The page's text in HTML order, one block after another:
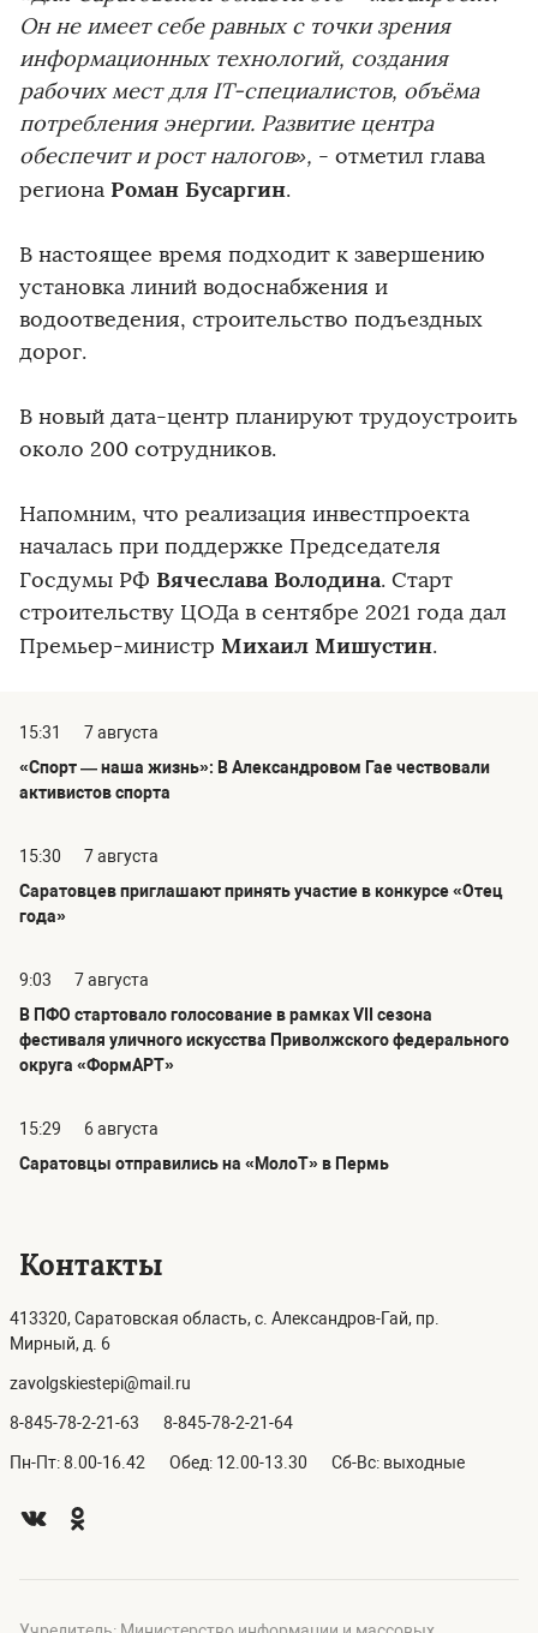
Он не имеет себе равных с точки зрения
информационных технологий, создания
рабочих мест для IT-специалистов, объёма
потребления энергии. Развитие центра
обеспечит и рост налогов», - отметил глава
региона Роман Бусаргин.
В настоящее время подходит к завершению
установка линий водоснабжения и
водоотведения, строительство подъездных
дорог.
В новый дата-центр планируют трудоустроить
около 200 сотрудников.
Напомним, что реализация инвестпроекта
началась при поддержке Председателя
Госдумы РФ Вячеслава Володина. Старт
строительству ЦОДа в сентябре 2021 года дал
Премьер-министр Михаил Мишустин.
15:31
7 августа
«Спорт — наша жизнь»: В Александровом Гае чествовали
активистов спорта
15:30
7 августа
Саратовцев приглашают принять участие в конкурсе «Отец
года»
9:03
7 августа
В ПФО стартовало голосование в рамках VII сезона
фестиваля уличного искусства Приволжского федерального
округа «ФормАРТ»
15:29
6 августа
Саратовцы отправились на «МолоТ» в Пермь
Контакты
413320, Саратовская область, с. Александров-Гай, пр.
Мирный, д. 6
zavolgskiestepi@mail.ru
8-845-78-2-21-63 8-845-78-2-21-64
Пн-Пт: 8.00-16.42 Обед: 12.00-13.30 Сб-Вс: выходные